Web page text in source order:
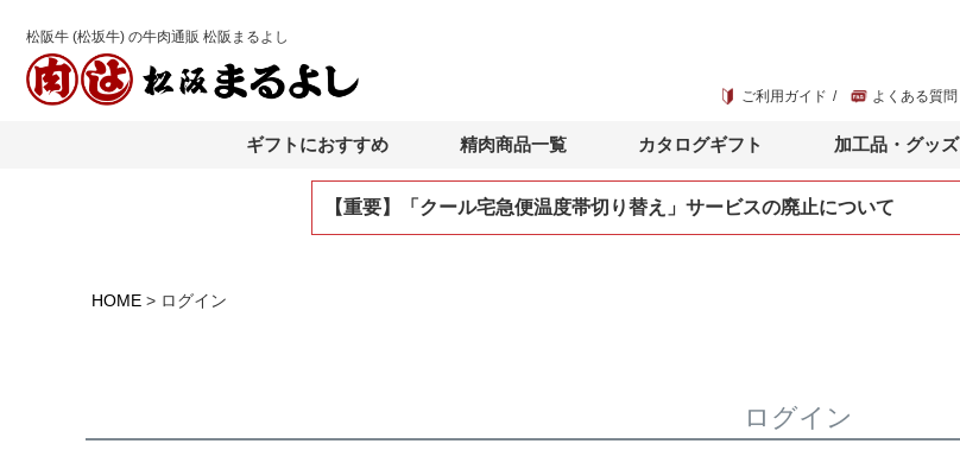
松阪牛 (松坂牛) の牛肉通販 松阪まるよし
ご利用ガイド よくある質問
ギフトにおすすめ 精肉商品一覧 カタログギフト 加工品・グッズ
【重要】「クール宅急便温度帯切り替え」サービスの廃止について
HOME ログイン
ログイン